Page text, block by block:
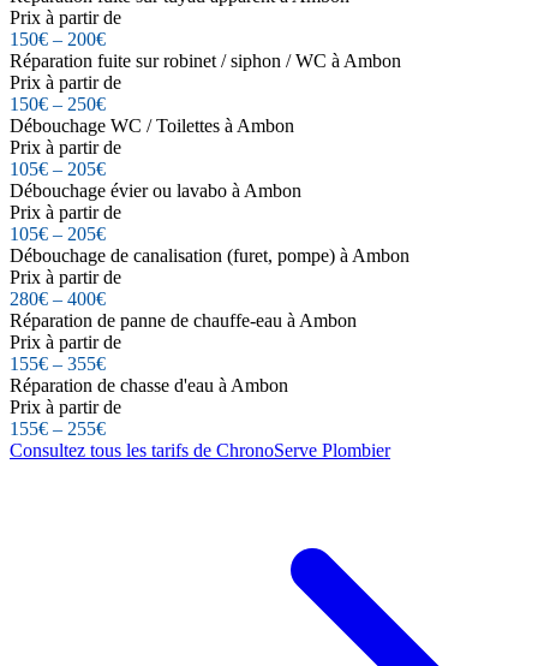
Prix à partir de
150€ – 200€
Réparation fuite sur robinet / siphon / WC à Ambon
Prix à partir de
150€ – 250€
Débouchage WC / Toilettes à Ambon
Prix à partir de
105€ – 205€
Débouchage évier ou lavabo à Ambon
Prix à partir de
105€ – 205€
Débouchage de canalisation (furet, pompe) à Ambon
Prix à partir de
280€ – 400€
Réparation de panne de chauffe-eau à Ambon
Prix à partir de
155€ – 355€
Réparation de chasse d'eau à Ambon
Prix à partir de
155€ – 255€
Consultez tous les tarifs de ChronoServe Plombier